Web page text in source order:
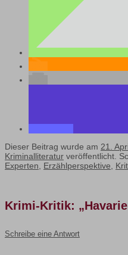
Dieser Beitrag wurde am 21.
Kriminalliteratur veröffentlicht.
Experten, Erzählperspektive,
Krimi-Kritik:
Schreibe eine Antwort